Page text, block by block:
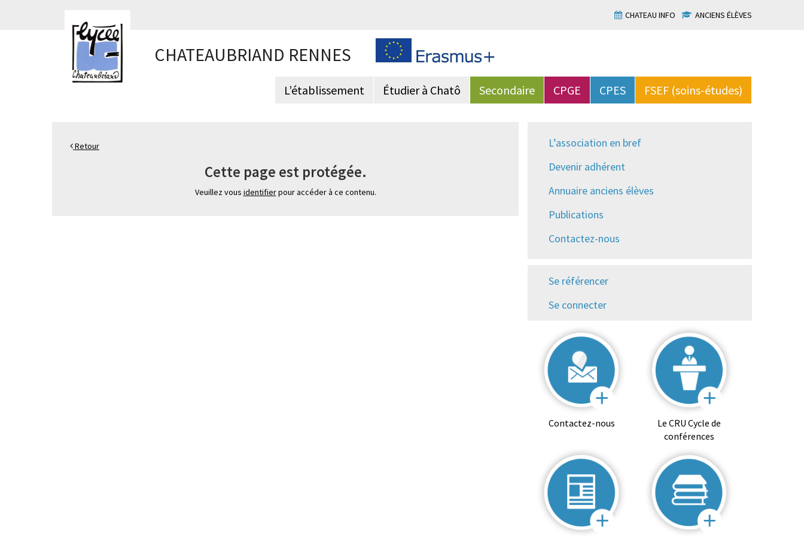
CHATEAU INFO ANCIENS ÉLÈVES
CHATEAUBRIAND RENNES
L’établissement Étudier à Chatô Secondaire CPGE CPES FSEF (soins-études)
Retour
Cette page est protégée.
Veuillez vous identifierpour accéder à ce contenu.
L’association en bref
Devenir adhérent
Annuaire anciens élèves
Publications
Contactez-nous
Se référencer
Se connecter
Contactez-nous
Le CRU Cycle de
conférences